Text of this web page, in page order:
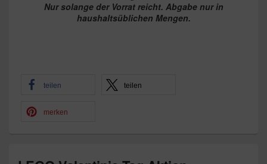
Nur solange der Vorrat reicht. Abgabe nur in
haushaltsüblichen Mengen.
teilen teilen
merken